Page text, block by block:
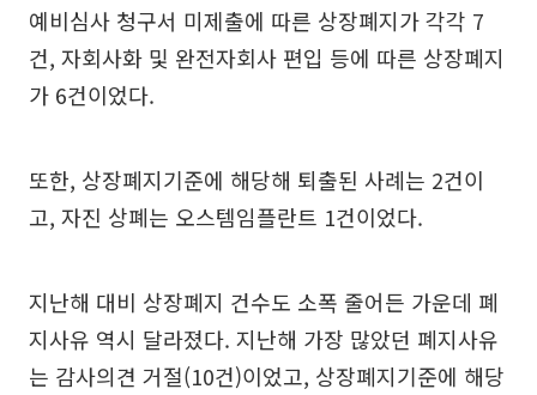
예비심사 청구서 미제출에 따른 상장폐지가 각각 7
건, 자회사화 및 완전자회사 편입 등에 따른 상장폐지
가 6건이었다.
또한, 상장폐지기준에 해당해 퇴출된 사례는 2건이
고, 자진 상폐는 오스템임플란트 1건이었다.
지난해 대비 상장폐지 건수도 소폭 줄어든 가운데 폐
지사유 역시 달라졌다. 지난해 가장 많았던 폐지사유
는 감사의견 거절(10건)이었고, 상장폐지기준에 해당